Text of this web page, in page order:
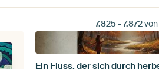
7.825- 7.872von